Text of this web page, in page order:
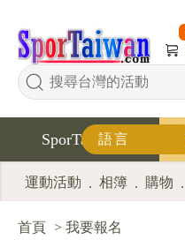
SporTaiwan
運動活動 . 相簿 . 購物 .
首頁 > 我要報名